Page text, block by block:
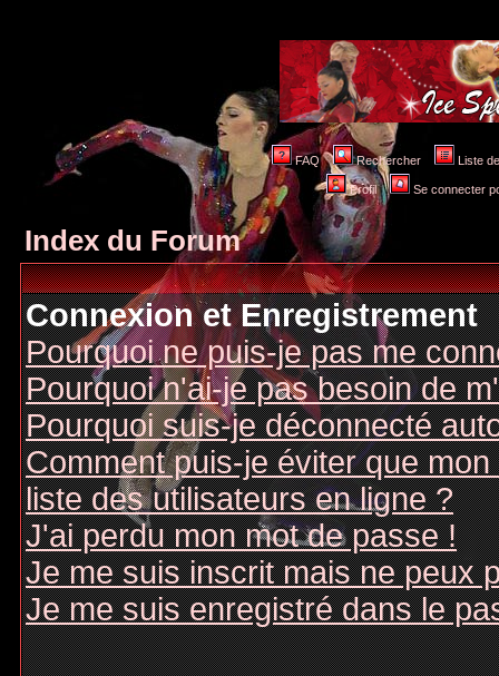
FAQ Rechercher Liste
Profil Se connecter
Index du Forum
Connexion et Enregistrement
Pourquoi ne puis-je pas me
Pourquoi n'ai-je pas besoin de
Pourquoi suis-je déconnecté
Comment puis-je éviter que
liste des utilisateurs en ligne ?
J'ai perdu mon mot de passe !
Je me suis inscrit mais ne peux
Je me suis enregistré dans le